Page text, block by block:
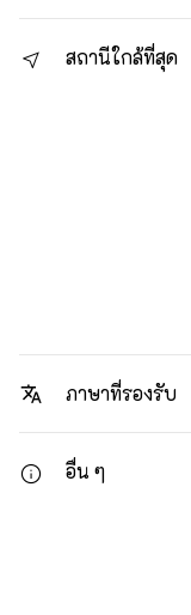
สถานีใกล้ที่สุด
ภาษาที่รองรับ
อื่น ๆ